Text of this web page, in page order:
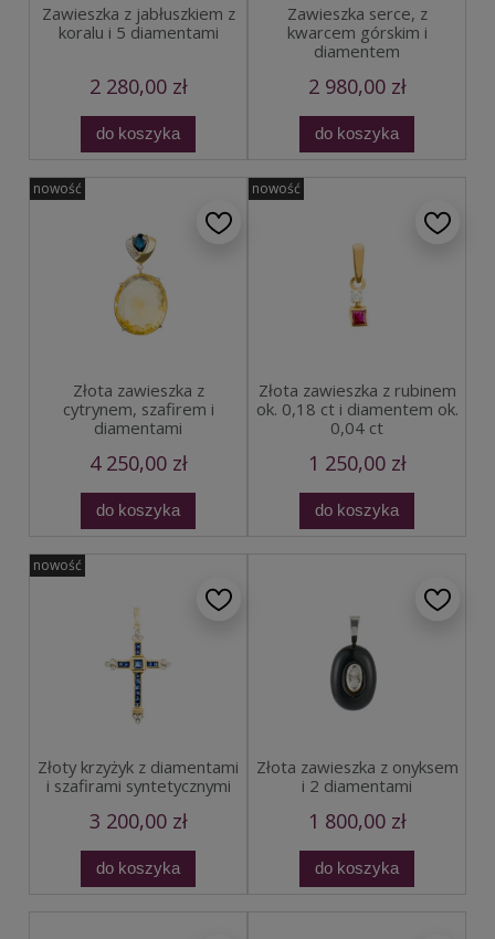
Zawieszka z jabłuszkiem z
koralu i 5 diamentami
2 280,00 zł
do koszyka
Zawieszka serce, z
kwarcem górskim i
diamentem
2 980,00 zł
do koszyka
Złota zawieszka z
cytrynem, szafirem i
diamentami
4 250,00 zł
do koszyka
nowość
Złota zawieszka z rubinem
ok. 0,18 ct i diamentem ok.
0,04 ct
1 250,00 zł
do koszyka
nowość
Złoty krzyżyk z diamentami
i szafirami syntetycznymi
3 200,00 zł
do koszyka
nowość
Złota zawieszka z onyksem
i 2 diamentami
1 800,00 zł
do koszyka